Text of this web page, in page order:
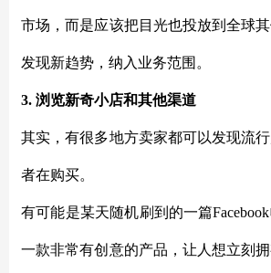
市场，而是应该把目光也投放到全球
发现新趋势，纳入业务范围。
3. 浏览新奇小店和其他渠道
其实，有很多地方卖家都可以发现流
者在购买。
有可能是某天随机刷到的一篇
一款非常有创意的产品，让人想立刻